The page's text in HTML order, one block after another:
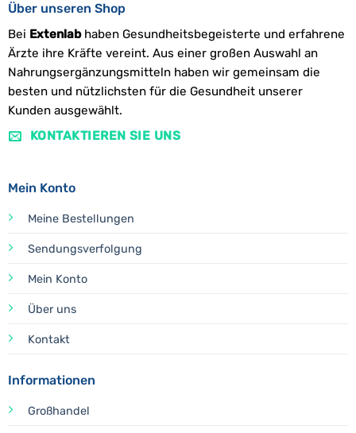
Über unseren Shop
Bei Extenlabhaben Gesundheitsbegeisterte und erfahrene
Ärzte ihre Kräfte vereint. Aus einer großen Auswahl an
Nahrungsergänzungsmitteln haben wir gemeinsam die
besten und nützlichsten für die Gesundheit unserer
Kunden ausgewählt.
KONTAKTIEREN SIE UNS
Mein Konto
Meine Bestellungen
Sendungsverfolgung
Mein Konto
Über uns
Kontakt
Informationen
Großhandel